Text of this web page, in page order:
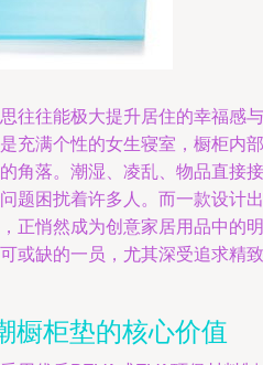
往往能极大提升居住的幸福感与
充满个性的女生寝室，橱柜内部
角落。潮湿、凌乱、物品直接接
题困扰着许多人。而一款设计出
正悄然成为创意家居用品中的明
或缺的一员，尤其深受追求精致
橱柜垫的核心价值